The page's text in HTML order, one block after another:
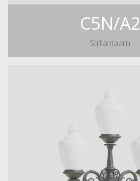
C5N/A2
Stijllantaarn